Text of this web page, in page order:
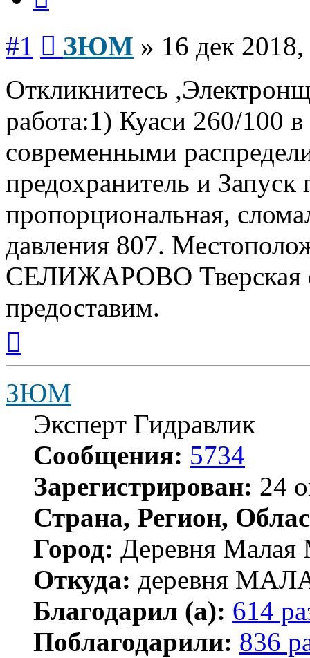
#1 ЗЮМ » 16 дек
Откликнитесь
работа:1) Куаси 260/100
современными
предохранитель и Запуск
пропорциональная,
давления 807.
СЕЛИЖАРОВО Тверская
предоставим.
началу
ЗЮМ
Эксперт Гидравлик
Сообщения: 5734
Зарегистрирован: 24
Страна, Регион,
Город: Деревня Малая
Откуда: деревня
Благодарил (а): 614
Поблагодарили: 836